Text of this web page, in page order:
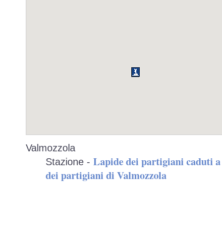
Valmozzola
Stazione - Lapide dei partigiani caduti
dei partigiani di Valmozzola